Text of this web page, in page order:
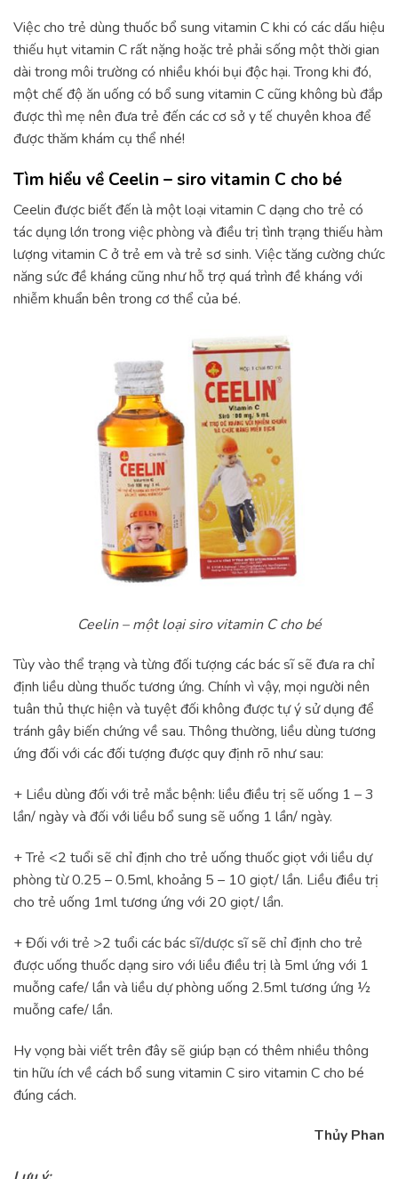
Việc cho trẻ dùng thuốc bổ sung vitamin C khi có các dấu hiệu
thiếu hụt vitamin C rất nặng hoặc trẻ phải sống một thời gian
dài trong môi trường có nhiều khói bụi độc hại. Trong khi đó,
một chế độ ăn uống có bổ sung vitamin C cũng không bù đắp
được thì mẹ nên đưa trẻ đến các cơ sở y tế chuyên khoa để
được thăm khám cụ thể nhé!
Tìm hiểu về Ceelin – siro vitamin C cho bé
Ceelin được biết đến là một loại vitamin C dạng cho trẻ có
tác dụng lớn trong việc phòng và điều trị tình trạng thiếu hàm
lượng vitamin C ở trẻ em và trẻ sơ sinh. Việc tăng cường chức
năng sức đề kháng cũng như hỗ trợ quá trình đề kháng với
nhiễm khuẩn bên trong cơ thể của bé.
Ceelin – một loại siro vitamin C cho bé
Tùy vào thể trạng và từng đối tượng các bác sĩ sẽ đưa ra chỉ
định liều dùng thuốc tương ứng. Chính vì vậy, mọi người nên
tuân thủ thực hiện và tuyệt đối không được tự ý sử dụng để
tránh gây biến chứng về sau. Thông thường, liều dùng tương
ứng đối với các đối tượng được quy định rõ như sau:
+ Liều dùng đối với trẻ mắc bệnh: liều điều trị sẽ uống 1 – 3
lần/ ngày và đối với liều bổ sung sẽ uống 1 lần/ ngày.
+ Trẻ <2 tuổi sẽ chỉ định cho trẻ uống thuốc giọt với liều dự
phòng từ 0.25 – 0.5ml, khoảng 5 – 10 giọt/ lần. Liều điều trị
cho trẻ uống 1ml tương ứng với 20 giọt/ lần.
+ Đối với trẻ >2 tuổi các bác sĩ/dược sĩ sẽ chỉ định cho trẻ
được uống thuốc dạng siro với liều điều trị là 5ml ứng với 1
muỗng cafe/ lần và liều dự phòng uống 2.5ml tương ứng ½
muỗng cafe/ lần.
Hy vọng bài viết trên đây sẽ giúp bạn có thêm nhiều thông
tin hữu ích về cách bổ sung vitamin C siro vitamin C cho bé
đúng cách.
Thủy Phan